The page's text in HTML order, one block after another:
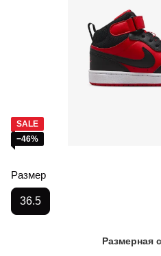
SALE
−46%
Размер
36.5
Размерная